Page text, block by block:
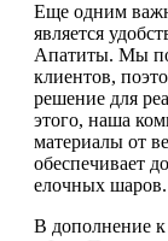
Еще одним
является
Апатиты. Мы
клиентов,
решение для
этого, наша
материалы от
обеспечивает
елочных шаров.
В дополнение к